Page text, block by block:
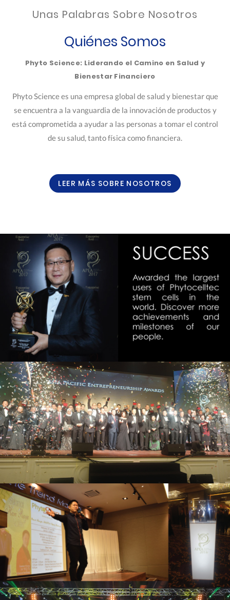
Unas Palabras Sobre Nosotros
Quiénes Somos
Phyto Science: Liderando el Camino en Salud y
Bienestar Financiero
Phyto Science es una empresa global de salud y bienestar que
se encuentra a la vanguardia de la innovación de productos y
está comprometida a ayudar a las personas a tomar el control
de su salud, tanto física como financiera.
LEER MÁS SOBRE NOSOTROS